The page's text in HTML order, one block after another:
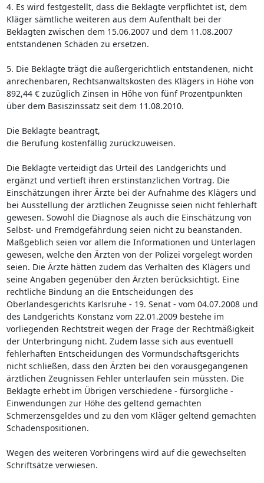
4. Es wird festgestellt, dass die Beklagte verpflichtet ist, dem
Kläger sämtliche weiteren aus dem Aufenthalt bei der
Beklagten zwischen dem 15.06.2007 und dem 11.08.2007
entstandenen Schäden zu ersetzen.
5. Die Beklagte trägt die außergerichtlich entstandenen, nicht
anrechenbaren, Rechtsanwaltskosten des Klägers in Höhe von
892,44 € zuzüglich Zinsen in Höhe von fünf Prozentpunkten
über dem Basiszinssatz seit dem 11.08.2010.
Die Beklagte beantragt,
die Berufung kostenfällig zurückzuweisen.
Die Beklagte verteidigt das Urteil des Landgerichts und
ergänzt und vertieft ihren erstinstanzlichen Vortrag. Die
Einschätzungen ihrer Ärzte bei der Aufnahme des Klägers und
bei Ausstellung der ärztlichen Zeugnisse seien nicht fehlerhaft
gewesen. Sowohl die Diagnose als auch die Einschätzung von
Selbst- und Fremdgefährdung seien nicht zu beanstanden.
Maßgeblich seien vor allem die Informationen und Unterlagen
gewesen, welche den Ärzten von der Polizei vorgelegt worden
seien. Die Ärzte hätten zudem das Verhalten des Klägers und
seine Angaben gegenüber den Ärzten berücksichtigt. Eine
rechtliche Bindung an die Entscheidungen des
Oberlandesgerichts Karlsruhe - 19. Senat - vom 04.07.2008 und
des Landgerichts Konstanz vom 22.01.2009 bestehe im
vorliegenden Rechtstreit wegen der Frage der Rechtmäßigkeit
der Unterbringung nicht. Zudem lasse sich aus eventuell
fehlerhaften Entscheidungen des Vormundschaftsgerichts
nicht schließen, dass den Ärzten bei den vorausgegangenen
ärztlichen Zeugnissen Fehler unterlaufen sein müssten. Die
Beklagte erhebt im Übrigen verschiedene - fürsorgliche -
Einwendungen zur Höhe des geltend gemachten
Schmerzensgeldes und zu den vom Kläger geltend gemachten
Schadenspositionen.
Wegen des weiteren Vorbringens wird auf die gewechselten
Schriftsätze verwiesen.